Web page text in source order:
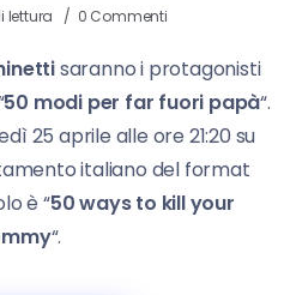
lettura 0 Commenti
saranno i protagonisti
50 modi per far fuori papà“.
25 aprile alle ore 21:20 su
italiano del format
è “50ways to kill your
“.